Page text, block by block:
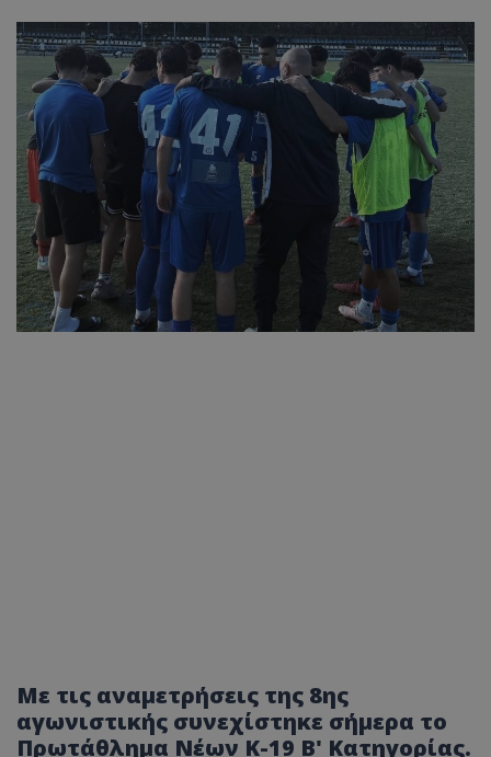
Με τις αναμετρήσεις της 8ης
αγωνιστικής συνεχίστηκε σήμερα το
Πρωτάθλημα Νέων Κ-19 Β' Κατηγορίας.